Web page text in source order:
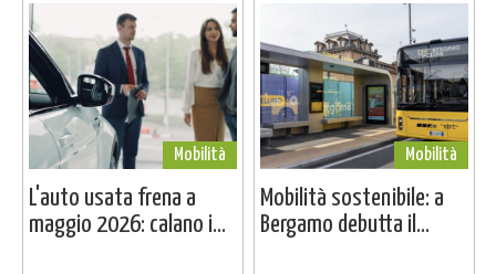
Mobilità
L'auto usata frena a
maggio 2026: calano i...
Mobilità
Mobilità sostenibile: a
Bergamo debutta il...